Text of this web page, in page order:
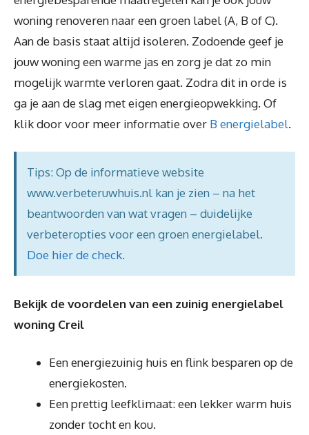
woning renoveren naar een groen label (A, B of C).
Aan de basis staat altijd isoleren. Zodoende geef je
jouw woning een warme jas en zorg je dat zo min
mogelijk warmte verloren gaat. Zodra dit in orde is
ga je aan de slag met eigen energieopwekking. Of
klik door voor meer informatie over B energielabel.
Tips: Op de informatieve website
www.verbeteruwhuis.nl kan je zien – na het
beantwoorden van wat vragen – duidelijke
verbeteropties voor een groen energielabel.
Doe hier de check.
Bekijk de voordelen van een zuinig energielabel
woning Creil
Een energiezuinig huis en flink besparen op de
energiekosten.
Een prettig leefklimaat: een lekker warm huis
zonder tocht en kou.